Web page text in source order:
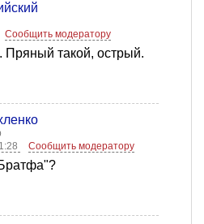
Сообщить модератору
Пряный такой, острый.
Сообщить модератору